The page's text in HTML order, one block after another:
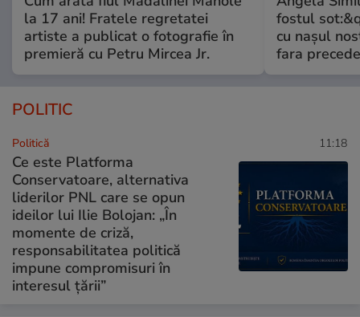
la 17 ani! Fratele regretatei
artiste a publicat o fotografie în
premieră cu Petru Mircea Jr.
fostul
cu nașul
fara
POLITIC
Politică 11:18
Ce este Platforma
Conservatoare, alternativa
liderilor PNL care se opun
ideilor lui Ilie Bolojan: „În
momente de criză,
responsabilitatea politică
impune compromisuri în
interesul țării”